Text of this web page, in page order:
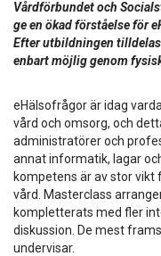
Vårdförbundet och
ge en ökad förståelse för
Efter utbildningen
enbart möjlig genom
eHälsofrågor är idag
vård och omsorg, och
administratörer och
annat informatik, lagar
kompetens är av stor vikt
vård. Masterclass
kompletterats med fler
diskussion. De mest
undervisar.